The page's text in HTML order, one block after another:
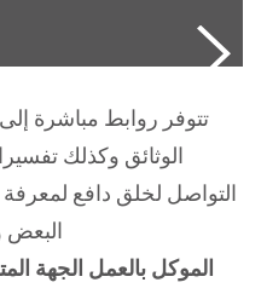
تتوفر روابط مباشرة
الوثائق وكذلك
التواصل لخلق دافع لمعرفة
البعض
الموكل بالعمل الجهة